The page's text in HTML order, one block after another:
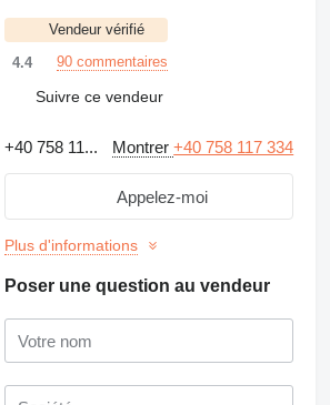
Vendeur vérifié
4.4
90 commentaires
Suivre ce vendeur
+40 758 11... Montrer+40 758 117 334
Appelez-moi
Plus d'informations
Poser une question au vendeur